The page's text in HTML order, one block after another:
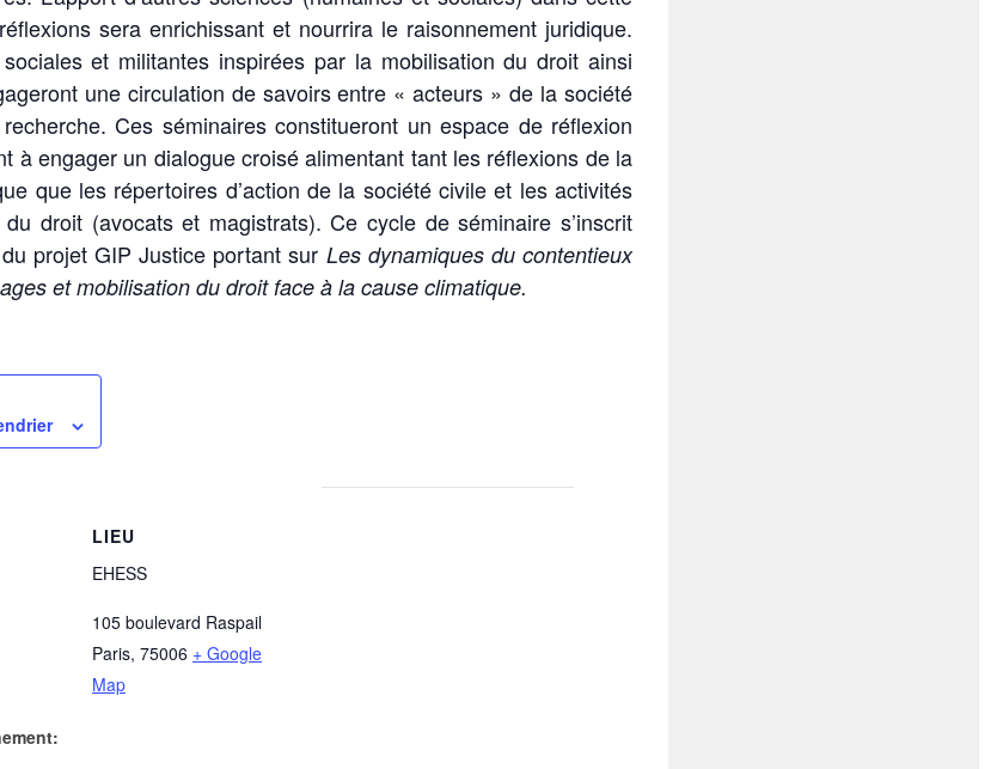
sera enrichissant et nourrira le raisonnement juridique.
et militantes inspirées par la mobilisation du droit ainsi
une circulation de savoirs entre « acteurs » de la société
Ces séminaires constitueront un espace de réflexion
à engager un dialogue croisé alimentant tant les réflexions de la
que les répertoires d’action de la société civile et les activités
droit (avocats et magistrats). Ce cycle de séminaire s’inscrit
projet GIP Justice portant sur Les dynamiques du contentieux
et mobilisation du droit face à la cause climatique.
LIEU
EHESS
105 boulevard Raspail
Paris, 75006 + Google
Map